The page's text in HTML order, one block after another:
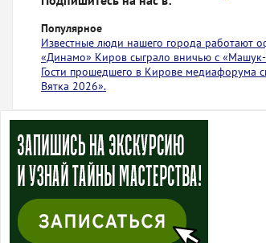
Популярное
Известные люди нашего города работают
«Динамо» Киров сыграло вничью с
Гости прошедшего в Кирове медиафорума
Вятка 2026».